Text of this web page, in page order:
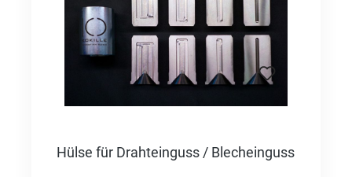
Hülse für Drahteinguss / Blecheinguss